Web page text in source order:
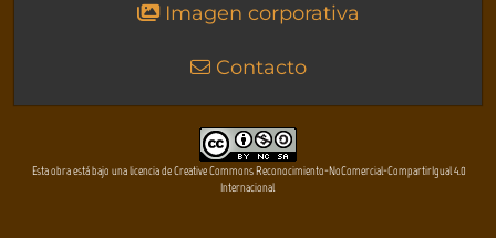
Imagen corporativa
Contacto
Esta obra está bajo una licencia de Creative Commons Reconocimiento-NoComercial-CompartirIgual 4.0
Internacional